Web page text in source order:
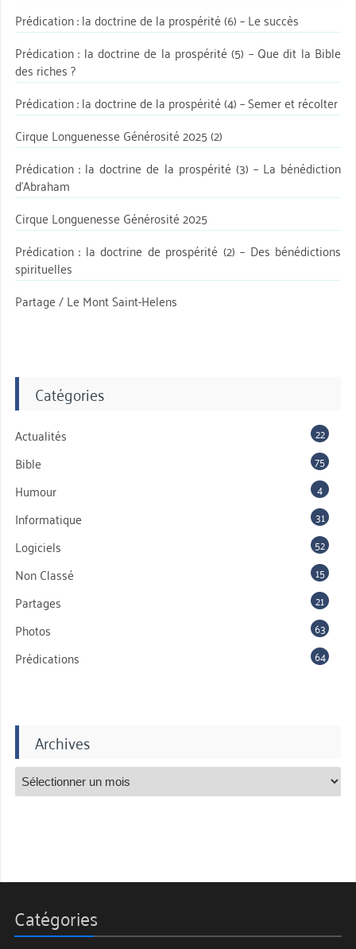
Prédication : la doctrine de la prospérité (6) – Le succès
Prédication : la doctrine de la prospérité (5) – Que dit la Bible
des riches ?
Prédication : la doctrine de la prospérité (4) – Semer et récolter
Cirque Longuenesse Générosité 2025 (2)
Prédication : la doctrine de la prospérité (3) – La bénédiction
d’Abraham
Cirque Longuenesse Générosité 2025
Prédication : la doctrine de prospérité (2) – Des bénédictions
spirituelles
Partage / Le Mont Saint-Helens
Catégories
Actualités 22
Bible 75
Humour 4
Informatique 31
Logiciels 52
Non Classé 15
Partages 21
Photos 63
Prédications 64
Archives
Catégories